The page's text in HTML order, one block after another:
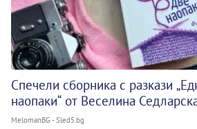
Спечели сборника с разкази
наопаки“ от Веселина
MelomanBG - Sled5.bg